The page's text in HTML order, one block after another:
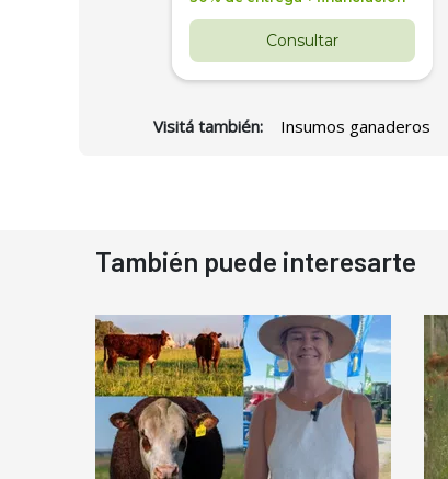
Consultar
Visitá también: Insumos ganaderos
También puede interesarte